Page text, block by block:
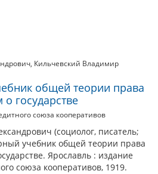
, Кильчевский Владимир
общей теории права
государстве
союза кооперативов
(социолог, писатель;
учебник общей теории права
Ярославль : издание
союза кооперативов, 1919.